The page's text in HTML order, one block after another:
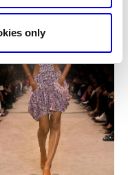
only